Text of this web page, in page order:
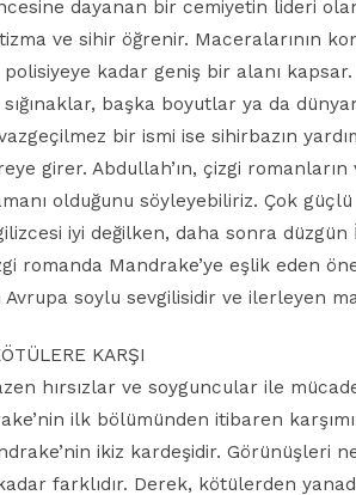
dayanan bir cemiyetin lideri
ve sihir öğrenir. Maceralarının
kadar geniş bir alanı
başka boyutlar ya da
bir ismi ise sihirbazın
girer. Abdullah’ın, çizgi
olduğunu söyleyebiliriz. Çok
iyi değilken, daha sonra
romanda Mandrake’ye eşlik eden
Avrupa soylu sevgilisidir ve ilerleyen
KARŞI
hırsızlar ve soyguncular ile
ilk bölümünden itibaren
ikiz kardeşidir. Görünüşleri
farklıdır. Derek, kötülerden